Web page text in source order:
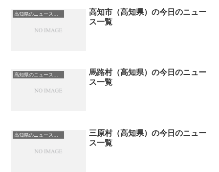
高知市（高知県）の今日のニュー
ス一覧
馬路村（高知県）の今日のニュー
ス一覧
高知県のニュース一覧
三原村（高知県）の今日のニュー
ス一覧